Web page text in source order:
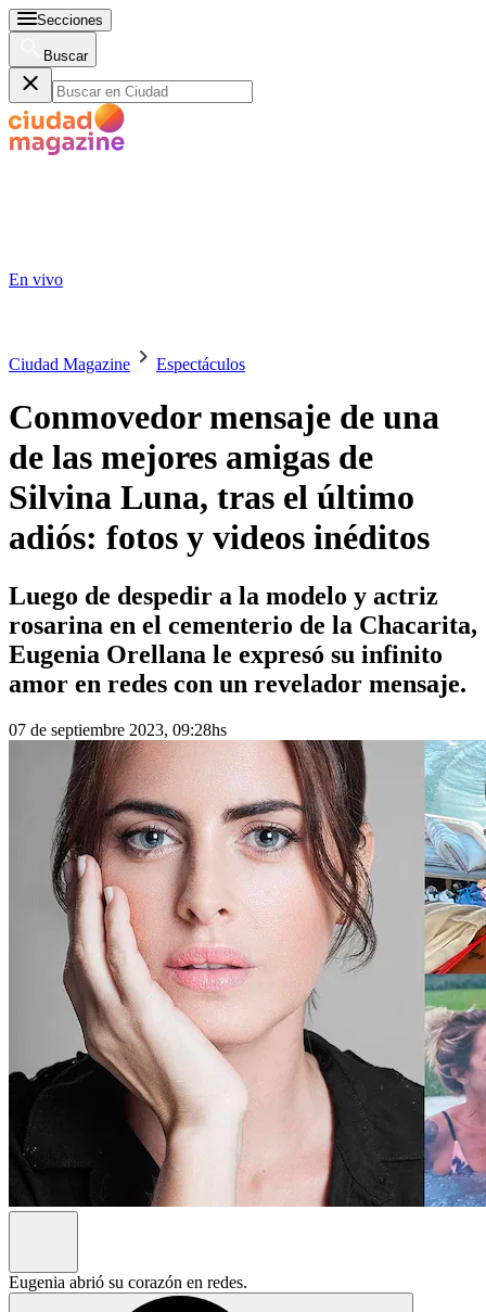
Secciones
Buscar
En vivo
Ciudad Magazine Espectáculos
Conmovedor mensaje de una
de las mejores amigas de
Silvina Luna, tras el último
adiós: fotos y videos inéditos
Luego de despedir a la modelo y actriz
rosarina en el cementerio de la Chacarita,
Eugenia Orellana le expresó su infinito
amor en redes con un revelador mensaje.
07 de septiembre 2023, 09:28hs
Eugenia abrió su corazón en redes.